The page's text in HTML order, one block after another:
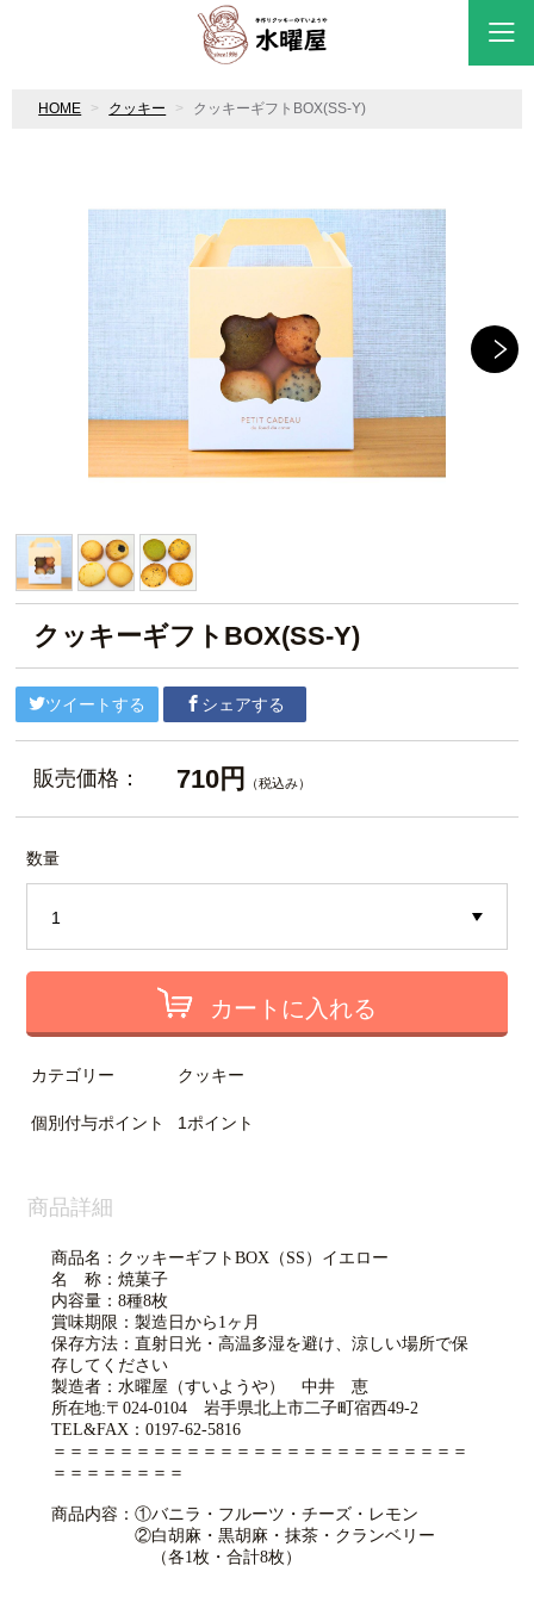
HOME クッキー クッキーギフトBOX(SS-Y)
クッキーギフトBOX(SS-Y)
ツイートする シェアする
販売価格： 710円 （税込み）
数量
カートに入れる
カテゴリー クッキー
個別付与ポイント 1ポイント
商品詳細
商品名：クッキーギフトBOX（SS）イエロー
名 称：焼菓子
内容量：8種8枚
賞味期限：製造日から1ヶ月
保存方法：直射日光・高温多湿を避け、涼しい場所で保
存してください
製造者：水曜屋（すいようや） 中井 恵
所在地:〒024-0104 岩手県北上市二子町宿西49-2
TEL&FAX：0197-62-5816
＝＝＝＝＝＝＝＝＝＝＝＝＝＝＝＝＝＝＝＝＝＝＝＝＝
＝＝＝＝＝＝＝＝
商品内容：①バニラ・フルーツ・チーズ・レモン
②白胡麻・黒胡麻・抹茶・クランベリー
（各1枚・合計8枚）